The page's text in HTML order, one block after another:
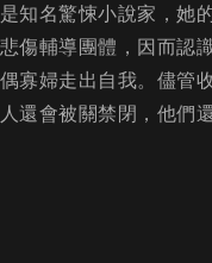
知名驚悚小說家，她
傷輔導團體，因而認
寡婦走出自我。儘管
還會被關禁閉，他們